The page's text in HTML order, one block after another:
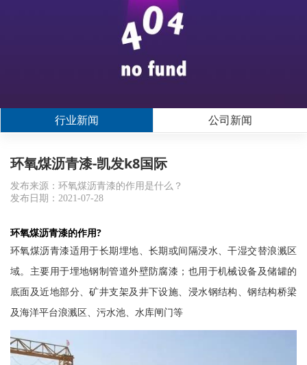
行业新闻 公司新闻
环氧煤沥青漆-凯发k8国际
发布来源：环氧煤沥青漆的作用是什么？
发布日期：2021-07-28
环氧煤沥青漆的作用?
环氧煤沥青漆适用于长期埋地、长期或间隔浸水、干湿交替浪溅区
域。主要用于埋地钢制管道外壁防腐漆；也用于机械设备及储罐的
底面及近地部分、矿井支架及井下设施、浸水钢结构、钢结构桥梁
及海洋平台浪溅区、污水池、水库闸门等